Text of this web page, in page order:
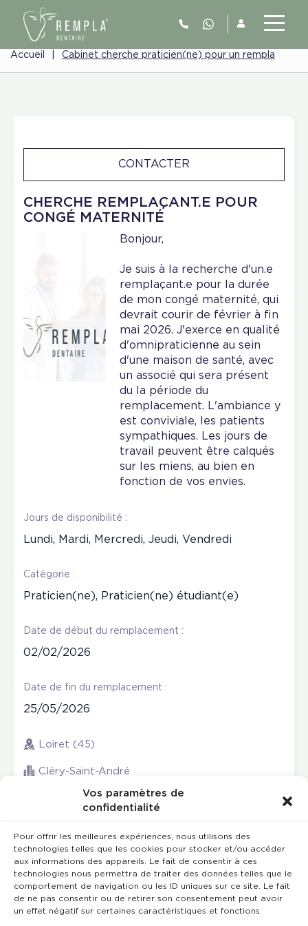
Vos paramètres de
confidentialité
Pour offrir les meilleures expériences, nous utilisons des
technologies telles que les cookies pour stocker et/ou accéder
aux informations des appareils. Le fait de consentir à ces
technologies nous permettra de traiter des données telles que le
comportement de navigation ou les ID uniques sur ce site. Le fait
de ne pas consentir ou de retirer son consentement peut avoir
un effet négatif sur certaines caractéristiques et fonctions.
Accueil Cabinet cherche praticien(ne) pour un rempla
CHERCHE REMPLAÇANT.E POUR
CONGÉ MATERNITÉ
CONTACTER
Bonjour,
Je suis à la recherche d'un.e
remplaçant.e pour la durée
de mon congé maternité, qui
devrait courir de février à fin
mai 2026. J'exerce en qualité
d'omnipraticienne au sein
d'une maison de santé, avec
un associé qui sera présent
du la période du
remplacement. L'ambiance y
est conviviale, les patients
sympathiques. Les jours de
travail peuvent être calqués
sur les miens, au bien en
fonction de vos envies.
Jours de disponibilité :
Lundi, Mardi, Mercredi, Jeudi, Vendredi
Catégorie :
Praticien(ne), Praticien(ne) étudiant(e)
Date de début du remplacement :
02/02/2026
Date de fin du remplacement :
25/05/2026
Loiret (45)
Cléry-Saint-André